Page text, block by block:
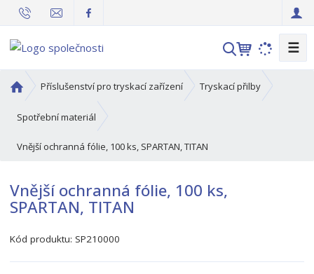
V
h
☰
v
o
n
t
r
n
Příslušenství pro tryskací zařízení Tryskací přilby
Spotřební materiál
Vnější ochranná fólie, 100 ks, SPARTAN, TITAN
Vnější ochranná fólie, 100 ks,
SPARTAN, TITAN
Kód produktu: SP210000